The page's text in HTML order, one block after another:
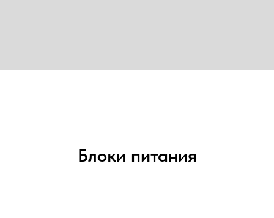
Блоки питания